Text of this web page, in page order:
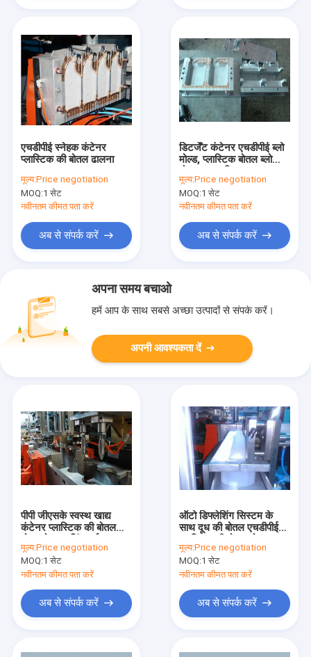
एचडीपीई स्नेहक कंटेनर
प्लास्टिक की बोतल ढालना
मूल्य:Price negotiation
MOQ:1 सेट
नवीनतम कीमत पता करें
अब से संपर्क करें
डिटर्जेंट कंटेनर एचडीपीई ब्लो
मोल्ड, प्लास्टिक बोतल ब्लो
मूल्य:Price negotiation
MOQ:1 सेट
नवीनतम कीमत पता करें
अब से संपर्क करें
अपना समय बचाओ
हमें आप के साथ सबसे अच्छा उत्पादों से संपर्क करें।
अपनी आवश्यकता दें
पीपी जीएसके स्वस्थ खाद्य
कंटेनर प्लास्टिक की बोतल
रोटेशन काटने के साथ
मूल्य:Price negotiation
MOQ:1 सेट
नवीनतम कीमत पता करें
अब से संपर्क करें
ऑटो डिफ्लेशिंग सिस्टम के
साथ दूध की बोतल एचडीपीई
मूल्य:Price negotiation
MOQ:1 सेट
नवीनतम कीमत पता करें
अब से संपर्क करें